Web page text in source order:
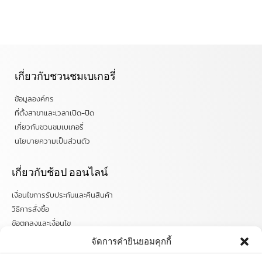
จัดการคำยินยอมคุกกี้
เกี่ยวกับชวนชมเบเกอรี่
ข้อมูลองค์กร
ที่ตั้งสาขาและเวลาเปิด-ปิด
เกี่ยวกับชวนชมเบเกอรี่
นโยบายความเป็นส่วนตัว
เกี่ยวกับช้อป ออนไลน์
เงื่อนไขการรับประกันและคืนสินค้า
วิธีการสั่งซื้อ
ข้อตกลงและเงื่อนไข